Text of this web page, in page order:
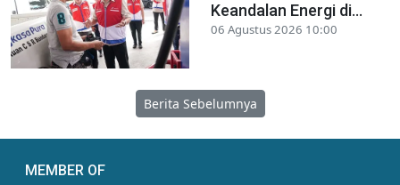
Keandalan Energi di...
06 Agustus 2026 10:00
Berita Sebelumnya
MEMBER OF